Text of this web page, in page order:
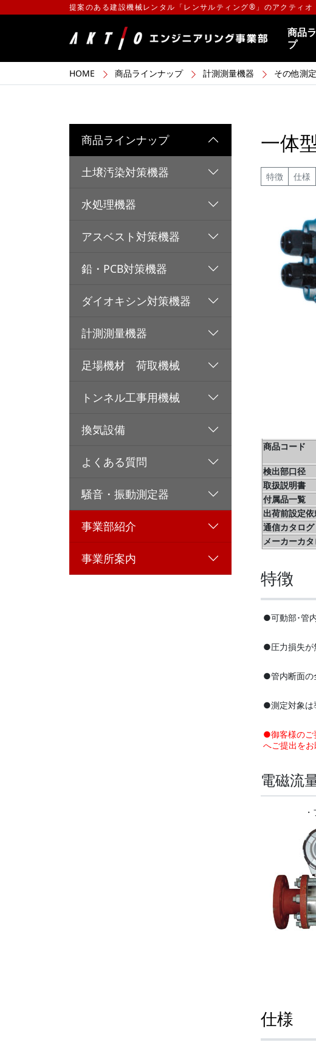
提案のある建設機械レンタル「レンサルティング®」のアクティオ
商品
プ
HOME 商品ラインナップ 計測測量機器 その他測
一体
特徴 仕様
商品コード
検出部口径
取扱説明書
付属品一覧
出荷前設定
通信カタログ
メーカーカ
特徴
●可動部･管
●圧力損失が
●管内断面の
●測定対象は
●御客様のご
へご提出をお
電磁流
仕様
商品ラインナップ
土壌汚染対策機器
水処理機器
アスベスト対策機器
鉛・PCB対策機器
ダイオキシン対策機器
計測測量機器
足場機材 荷取機械
トンネル工事用機械
換気設備
よくある質問
騒音・振動測定器
事業部紹介
事業所案内